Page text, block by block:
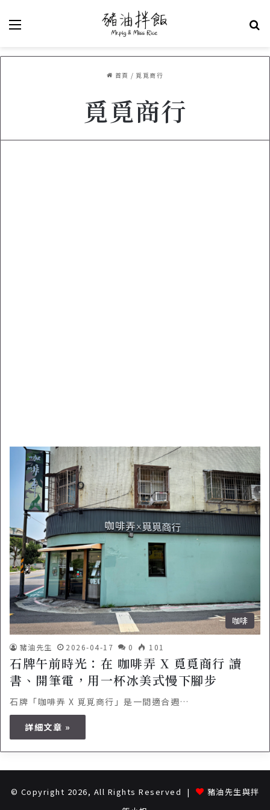
首頁 / 覓覓商行
覓覓商行
咖啡
豬油先生 2026-04-17 0 101
石牌午前時光：在 咖啡弄 X 覓覓商行 讀
書、開筆電，用一杯冰美式慢下腳步
石牌「咖啡弄 X 覓覓商行」是一間適合週…
詳細文章 »
© Copyright 2026, All Rights Reserved |
豬油先生與拌